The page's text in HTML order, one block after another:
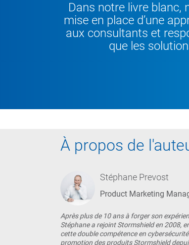
Dans notre livre blanc,
mise en place d’une
aux consultants et
que les
À propos de
Stéphane Prevost
Product Marketing
Après plus de 10 ans à forger son
Stéphane a rejoint Stormshield en 2008,
cette double compétence en
promotion des produits Stormshield